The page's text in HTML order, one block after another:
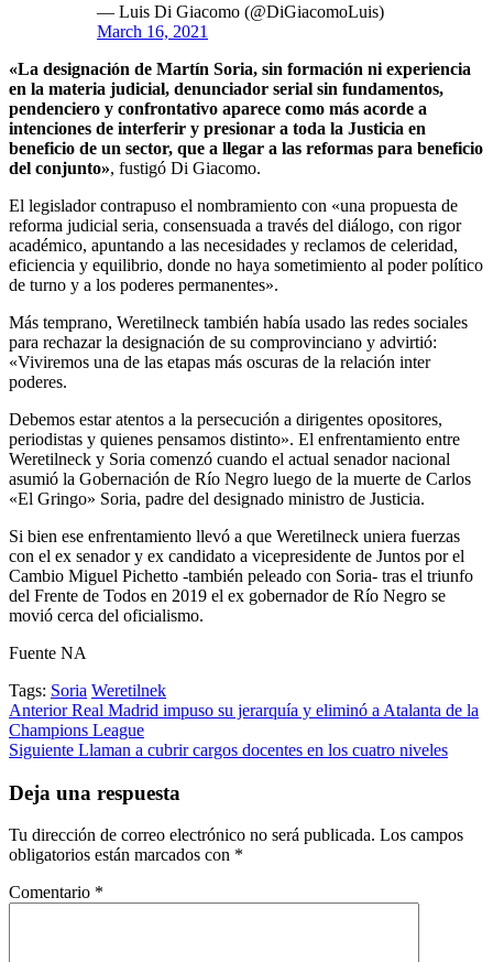
— Luis Di Giacomo (@DiGiacomoLuis)
March 16, 2021
«La designación de Martín Soria, sin formación ni experiencia
en la materia judicial, denunciador serial sin fundamentos,
pendenciero y confrontativo aparece como más acorde a
intenciones de interferir y presionar a toda la Justicia en
beneficio de un sector, que a llegar a las reformas para beneficio
del conjunto», fustigó Di Giacomo.
El legislador contrapuso el nombramiento con «una propuesta de
reforma judicial seria, consensuada a través del diálogo, con rigor
académico, apuntando a las necesidades y reclamos de celeridad,
eficiencia y equilibrio, donde no haya sometimiento al poder político
de turno y a los poderes permanentes».
Más temprano, Weretilneck también había usado las redes sociales
para rechazar la designación de su comprovinciano y advirtió:
«Viviremos una de las etapas más oscuras de la relación inter
poderes.
Debemos estar atentos a la persecución a dirigentes opositores,
periodistas y quienes pensamos distinto». El enfrentamiento entre
Weretilneck y Soria comenzó cuando el actual senador nacional
asumió la Gobernación de Río Negro luego de la muerte de Carlos
«El Gringo» Soria, padre del designado ministro de Justicia.
Si bien ese enfrentamiento llevó a que Weretilneck uniera fuerzas
con el ex senador y ex candidato a vicepresidente de Juntos por el
Cambio Miguel Pichetto -también peleado con Soria- tras el triunfo
del Frente de Todos en 2019 el ex gobernador de Río Negro se
movió cerca del oficialismo.
Fuente NA
Tags: Soria Weretilnek
Post
navigation
AnteriorReal Madrid impuso su jerarquía y eliminó a Atalanta de la
Champions League
Siguiente Llaman a cubrir cargos docentes en los cuatro niveles
Deja una respuesta
Tu dirección de correo electrónico no será publicada. Los campos
obligatorios están marcados con *
Comentario *